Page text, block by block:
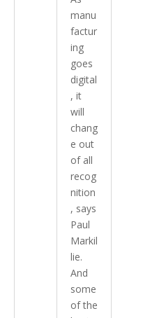
manu
factur
ing
goes
digital
, it
will
chang
e out
of all
recog
nition
, says
Paul
Markil
lie.
And
some
of the